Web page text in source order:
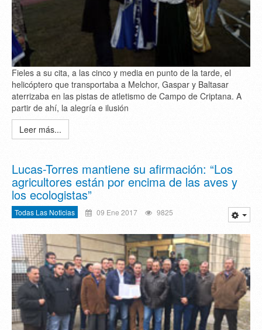
Fieles a su cita, a las cinco y media en punto de la tarde, el
helicóptero que transportaba a Melchor, Gaspar y Baltasar
aterrizaba en las pistas de atletismo de Campo de Criptana. A
partir de ahí, la alegría e ilusión
Leer más...
Lucas-Torres mantiene su afirmación: “Los
agricultores están por encima de las aves y
los ecologistas”
Todas Las Noticias 09 Ene 2017 9825